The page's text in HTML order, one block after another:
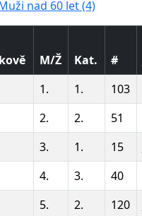
nad 60 let (4)
M/Ž Kat. #
1. 1. 103
2. 2. 51
3. 1. 15
4. 3. 40
5. 2. 120